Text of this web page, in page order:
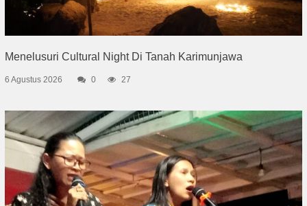
Menelusuri Cultural Night Di Tanah Karimunjawa
6 Agustus 2026 0 27